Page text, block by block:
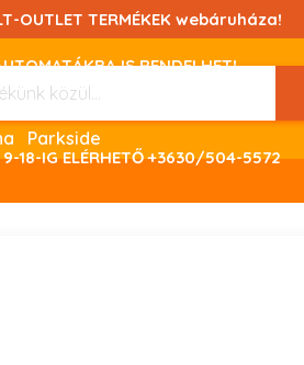
TERMÉKEK webáruháza!
IS RENDELHET!
SZÜKSÉG ESETÉN
18-IG ELÉRHETŐ +3630/504-5572
Parkside